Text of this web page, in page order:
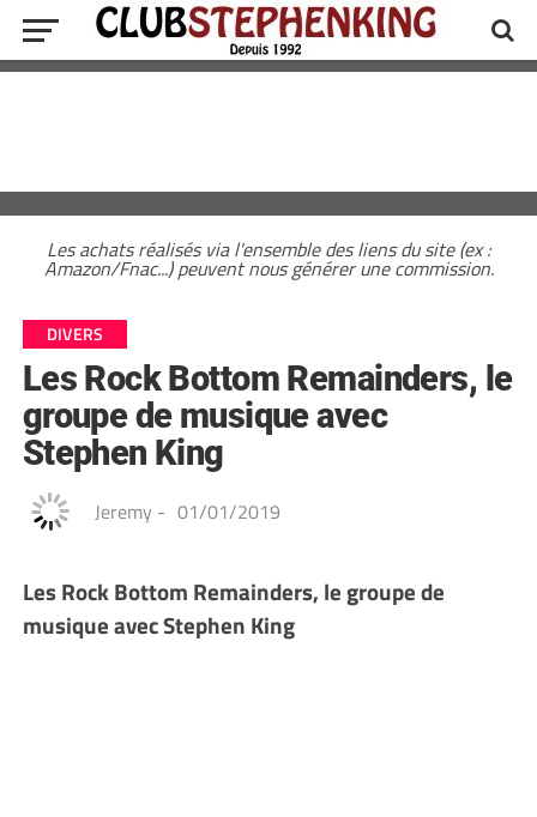
Les achats réalisés via l'ensemble des liens du site (ex :
Amazon/Fnac...) peuvent nous générer une commission.
DIVERS
Les Rock Bottom Remainders, le
groupe de musique avec
Stephen King
Jeremy - 01/01/2019
Les Rock Bottom Remainders, le groupe de
musique avec Stephen King